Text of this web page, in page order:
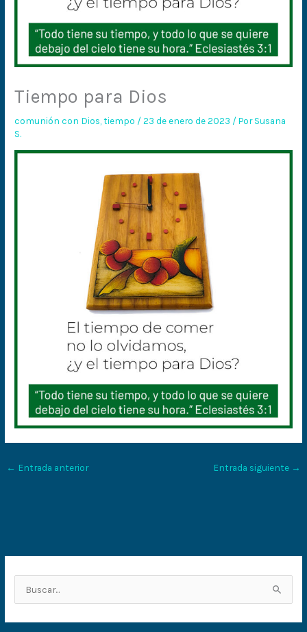
Tiempo para Dios
comunión con Dios,tiempo /23 de enero de 2023 / PorSusana
S.
← Entrada anterior Entrada siguiente →